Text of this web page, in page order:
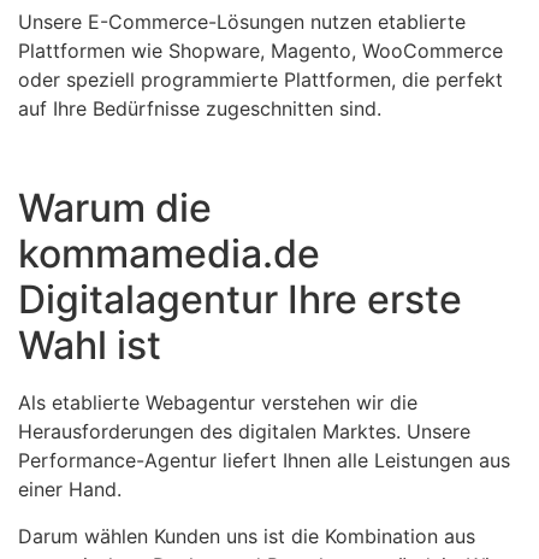
Unsere E-Commerce-Lösungen nutzen etablierte
Plattformen wie Shopware, Magento, WooCommerce
oder speziell programmierte Plattformen, die perfekt
auf Ihre Bedürfnisse zugeschnitten sind.
Warum die
kommamedia.de
Digitalagentur Ihre erste
Wahl ist
Als etablierte Webagentur verstehen wir die
Herausforderungen des digitalen Marktes. Unsere
Performance-Agentur liefert Ihnen alle Leistungen aus
einer Hand.
Darum wählen Kunden uns ist die Kombination aus